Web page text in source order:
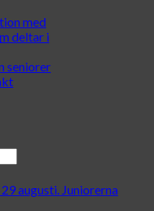
med
deltar i
seniorer
augusti. Juniorerna